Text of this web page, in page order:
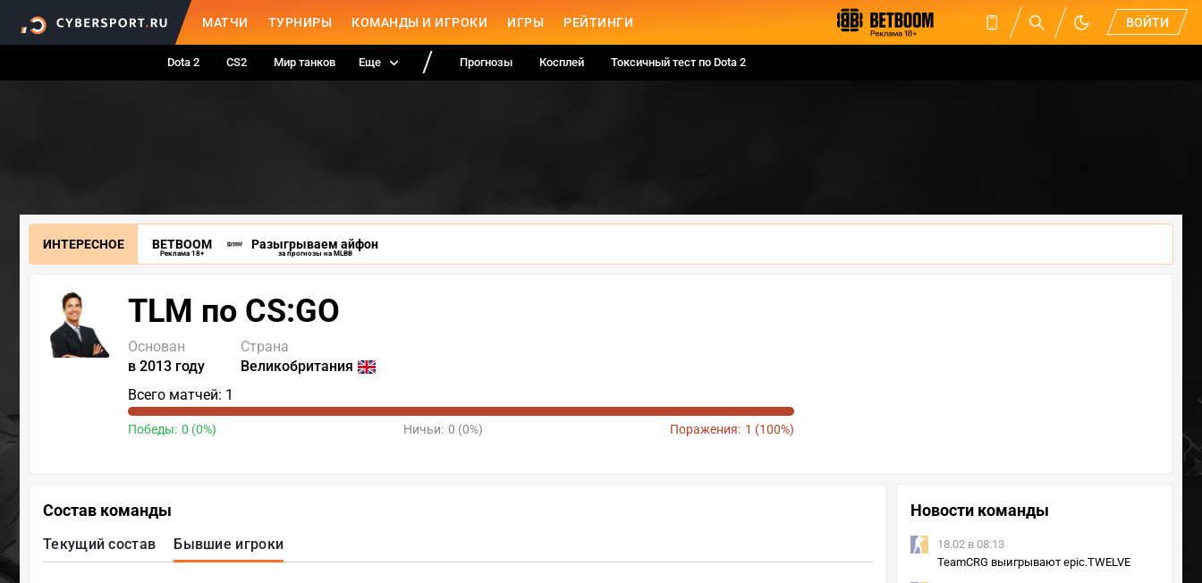
МАТЧИ ТУРНИРЫ КОМАНДЫ И ИГРОКИ ИГРЫ РЕЙТИНГИ ВОЙТИ
Dota 2 CS2 Мир танков Еще Прогнозы Косплей Токсичный тест по Dota 2
ИНТЕРЕСНОЕ BETBOOM
Реклама 18+
Разыгрываем айфон
за прогнозы на MLBB
TLM по CS:GO
Основан
в 2013 году
Страна
Великобритания
Всего матчей: 1
Победы: 0 (0%) Ничьи: 0 (0%) Поражения: 1 (100%)
Состав команды
Текущий состав Бывшие игроки
Новости команды
18.02 в 08:13
TeamCRG выигрывают epic.TWELVE